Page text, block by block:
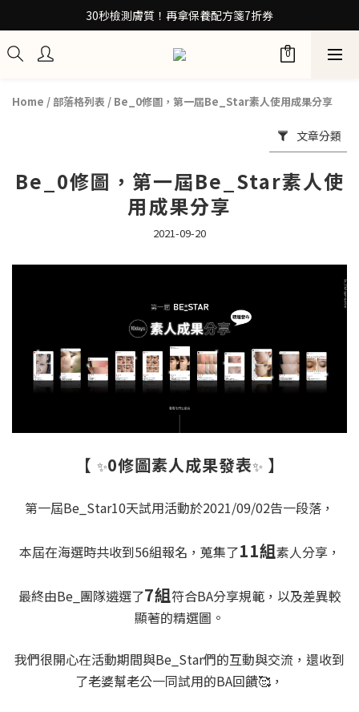
30秒檢測膚質！再拿保養配方箋7折券
30秒檢測膚質！再拿保養配方箋7折券
加入Be友！獲取0元試用包
30秒檢測膚質！再拿保養配方箋7折券
Home / 部落格列表 / Be_0修圖，第一屆Be_Star素人使用成果分享
文章分類
Be_0修圖，第一屆Be_Star素人使
用成果分享
2021-09-20
【 ✨0修圖素人成果發表✨ 】
第一屆Be_Star10天試用活動於2021/09/02告一段落，
本屆在海選時共收到56組報名，蒐集了11組素人分享，
最終由Be_團隊遴選了7組符合BA分享規範，以及差異較
顯著的精選圖。
我們很開心在活動期間與Be_Star們的互動與交流，還收到
了老婆幫老公一同試用的BA回饋🥰，